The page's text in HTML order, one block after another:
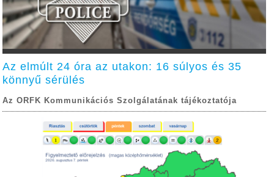
Az elmúlt 24 óra az utakon: 16 súlyos és 35
könnyű sérülés
Az ORFK Kommunikációs Szolgálatának tájékoztatója